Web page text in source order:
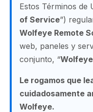
Estos Términos de
of Service”)
Wolfeye Remote
web, paneles y
conjunto, “Wolfeye
Le rogamos que
cuidadosamente
Wolfeye.